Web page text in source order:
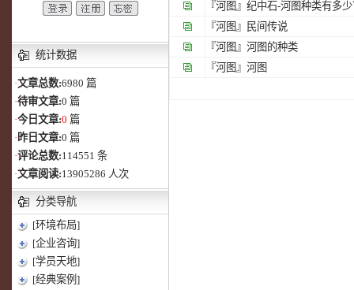
统计数据
·文章总数:6980 篇
·待审文章:0 篇
·今日文章:0 篇
· 昨日文章:0 篇
·评论总数:114551 条
·文章阅读:13905286 人次
分类导航
[环境布局]
[企业咨询]
[学员天地]
[经典案例]
『河图』 纪中石-河图种类有多
『河图』 民间传说
『河图』 河图的种类
『河图』 河图